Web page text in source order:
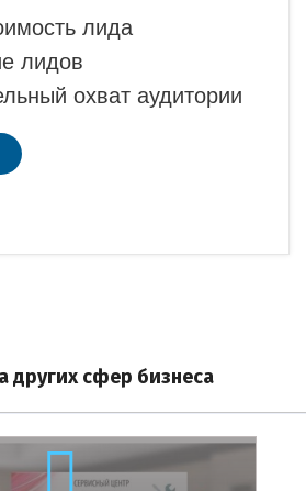
лида
лидов
охват аудитории
других сфер бизнеса